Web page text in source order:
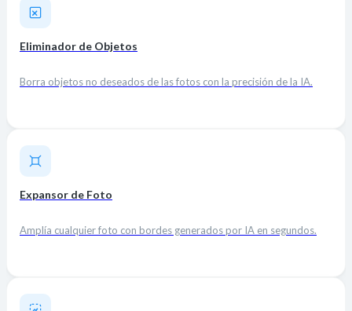
Eliminador de Objetos
Borra objetos no deseados de las fotos con la precisión de la IA.
Expansor de Foto
Amplía cualquier foto con bordes generados por IA en segundos.